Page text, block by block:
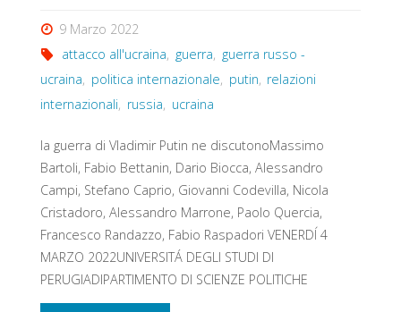
9 Marzo 2022
attacco all'ucraina, guerra, guerra russo -
ucraina, politica internazionale, putin, relazioni
internazionali, russia, ucraina
la guerra di Vladimir Putin ne discutonoMassimo
Bartoli, Fabio Bettanin, Dario Biocca, Alessandro
Campi, Stefano Caprio, Giovanni Codevilla, Nicola
Cristadoro, Alessandro Marrone, Paolo Quercia,
Francesco Randazzo, Fabio Raspadori VENERDĺ 4
MARZO 2022UNIVERSITÁ DEGLI STUDI DI
PERUGIADIPARTIMENTO DI SCIENZE POLITICHE